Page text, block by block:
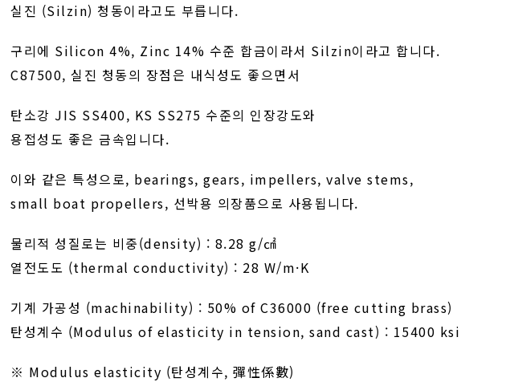
실진 (Silzin) 청동이라고도 부릅니다.
구리에 Silicon 4%, Zinc 14% 수준 합금이라서 Silzin이라고 합니다.
C87500, 실진 청동의 장점은 내식성도 좋으면서
탄소강 JIS SS400, KS SS275 수준의 인장강도와
용접성도 좋은 금속입니다.
이와 같은 특성으로, bearings, gears, impellers, valve stems,
small boat propellers, 선박용 의장품으로 사용됩니다.
물리적 성질로는 비중(density) : 8.28 g/㎠
열전도도 (thermal conductivity) : 28 W/m·K
기계 가공성 (machinability) : 50% of C36000 (free cutting brass)
탄성계수 (Modulus of elasticity in tension, sand cast) : 15400 ksi
※ Modulus elasticity (탄성계수, 彈性係數)